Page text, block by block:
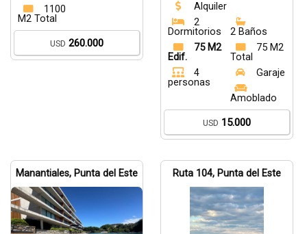
1100
M2 Total
USD 260.000
Alquiler
2
Dormitorios
2 Baños
75 M2
Edif.
75 M2
Total
4
personas
Garaje
Amoblado
USD 15.000
Manantiales, Punta del Este Ruta 104, Punta del Este